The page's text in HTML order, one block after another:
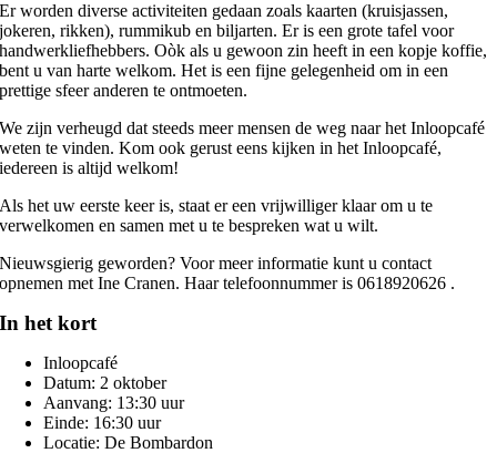
Er worden diverse activiteiten gedaan zoals kaarten (kruisjassen,
jokeren, rikken), rummikub en biljarten. Er is een grote tafel voor
handwerkliefhebbers. Oòk als u gewoon zin heeft in een kopje koffie,
bent u van harte welkom. Het is een fijne gelegenheid om in een
prettige sfeer anderen te ontmoeten.
We zijn verheugd dat steeds meer mensen de weg naar het Inloopcafé
weten te vinden. Kom ook gerust eens kijken in het Inloopcafé,
iedereen is altijd welkom!
Als het uw eerste keer is, staat er een vrijwilliger klaar om u te
verwelkomen en samen met u te bespreken wat u wilt.
Nieuwsgierig geworden? Voor meer informatie kunt u contact
opnemen met Ine Cranen. Haar telefoonnummer is 0618920626 .
In het kort
Inloopcafé
Datum: 2 oktober
Aanvang: 13:30 uur
Einde: 16:30 uur
Locatie: De Bombardon